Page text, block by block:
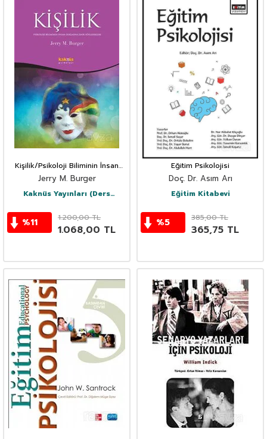
Kişilik/Psikoloji Biliminin İnsan
Doğasına Dair Söyledikleri
Jerry M. Burger
Kaknüs Yayınları (Ders
%11 1.200,00TL
1.068,00 TL
Eğitim Psikolojisi
Doç. Dr. Asım Arı
Eğitim Kitabevi
%5 385,00TL
365,75 TL